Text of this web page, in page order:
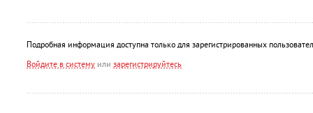
Подробная информация доступна только для зарегистрированных
Войдите в систему или зарегистрируйтесь